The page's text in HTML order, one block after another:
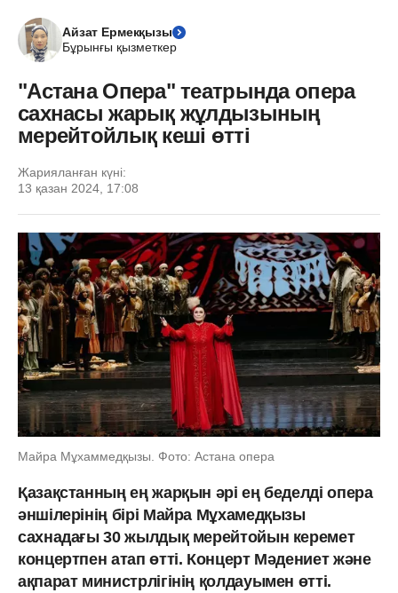
Айзат Ермекқызы
Бұрынғы қызметкер
"Астана Опера" театрында опера
сахнасы жарық жұлдызының
мерейтойлық кеші өтті
Жарияланған күні:
13 қазан 2024, 17:08
Майра Мұхаммедқызы. Фото: Астана опера
Қазақстанның ең жарқын әрі ең беделді опера
әншілерінің бірі Майра Мұхамедқызы
сахнадағы 30 жылдық мерейтойын керемет
концертпен атап өтті. Концерт Мәдениет және
ақпарат министрлігінің қолдауымен өтті.